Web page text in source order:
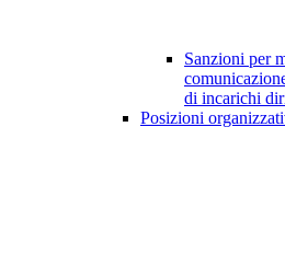
Sanzioni per
di incarichi
Posizioni